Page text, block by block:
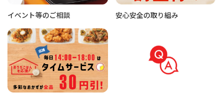
イベント等のご相談 安心安全の取り組み